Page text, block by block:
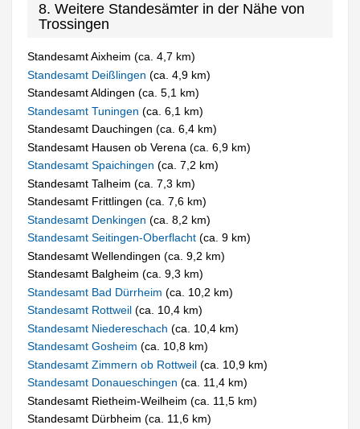
8. Weitere Standesämter in der Nähe von
Trossingen
Standesamt Aixheim (ca. 4,7 km)
Standesamt Deißlingen(ca. 4,9 km)
Standesamt Aldingen (ca. 5,1 km)
Standesamt Tuningen(ca. 6,1 km)
Standesamt Dauchingen (ca. 6,4 km)
Standesamt Hausen ob Verena (ca. 6,9 km)
Standesamt Spaichingen(ca. 7,2 km)
Standesamt Talheim (ca. 7,3 km)
Standesamt Frittlingen (ca. 7,6 km)
Standesamt Denkingen(ca. 8,2 km)
Standesamt Seitingen-Oberflacht(ca. 9 km)
Standesamt Wellendingen (ca. 9,2 km)
Standesamt Balgheim (ca. 9,3 km)
Standesamt Bad Dürrheim(ca. 10,2 km)
Standesamt Rottweil(ca. 10,4 km)
Standesamt Niedereschach(ca. 10,4 km)
Standesamt Gosheim(ca. 10,8 km)
Standesamt Zimmern ob Rottweil(ca. 10,9 km)
Standesamt Donaueschingen(ca. 11,4 km)
Standesamt Rietheim-Weilheim (ca. 11,5 km)
Standesamt Dürbheim (ca. 11,6 km)